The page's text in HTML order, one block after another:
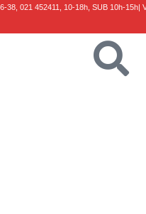
38,021 452411, 10-18h, SUB 10h-15h|